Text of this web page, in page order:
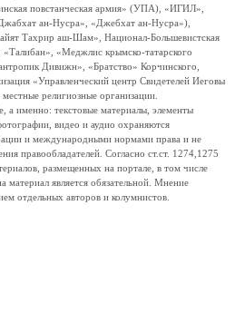
повстанческая армия» (УПА), «ИГИЛ»,
ан-Нусра», «Джебхат ан-Нусра»),
Тахрир аш-Шам», Национал-Большевистская
«Меджлис крымско-татарского
Дивижн», «Братство» Корчинского,
«Управленческий центр Свидетелей Иеговы
религиозные организации.
а именно: текстовые материалы, элементы
видео и аудио охраняются
и международными нормами права и не
правообладателей. Согласно ст.ст. 1274,1275
размещенных на портале, в том числе
материал является обязательной. Мнение
отдельных авторов и колумнистов.